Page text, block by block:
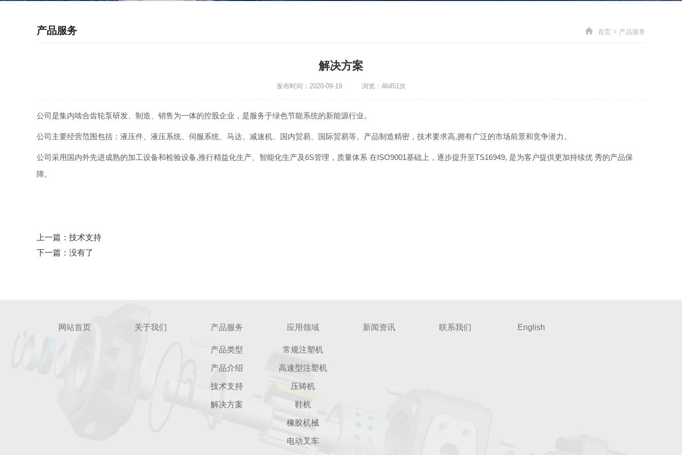
产品服务 首页 > 产品服务
解决方案
发布时间：2020-09-19 浏览：46451次
公司是集内啮合齿轮泵研发、制造、销售为一体的控股企业，是服务于绿色节能系统的新能源行业。
公司主要经营范围包括：液压件、液压系统、伺服系统、马达、减速机、国内贸易、国际贸易等。产品制造精密，技术要求高,拥有广泛的市场前景和竞争潜力。
公司采用国内外先进成熟的加工设备和检验设备,推行精益化生产、智能化生产及6S管理，质量体系 在ISO9001基础上，逐步提升至TS16949, 是为客户提供更加持续优 秀的产品保
障。
上一篇： 技术支持
下一篇： 没有了
网站首页 关于我们 产品服务
产品类型
产品介绍
技术支持
解决方案
应用领域
常规注塑机
高速型注塑机
压铸机
鞋机
橡胶机械
电动叉车
新闻资讯 联系我们 English